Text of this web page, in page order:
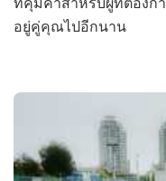
อยู่คู่คุณไปอีกนาน